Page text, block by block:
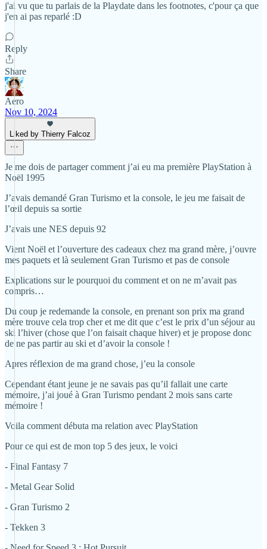
j'ai vu que tu parlais de la Playdate dans les footnotes, c'pour ça que
j'en ai pas reparlé :D
Reply
Share
Aero
Nov 10, 2024
Liked by Thierry Falcoz
Je me dois de partager comment j’ai eu ma première PlayStation à
Noël 1995
J’avais demandé Gran Turismo et la console, le jeu me faisait de
l’œil depuis sa sortie
J’avais une NES depuis 92
Vient Noël et l’ouverture des cadeaux chez ma grand mère, j’ouvre
mes paquets et là seulement Gran Turismo et pas de console
Explications sur le pourquoi du comment et on ne m’avait pas
compris…
Du coup je redemande la console, en prenant son prix ma grand
mère trouve cela trop cher et me dit que c’est le prix d’un séjour au
ski l’hiver (chose que l’on faisait chaque hiver) et je propose donc
de ne pas partir au ski et d’avoir la console !
Apres réflexion de ma grand chose, j’eu la console
Cependant étant jeune je ne savais pas qu’il fallait une carte
mémoire, j’ai joué à Gran Turismo pendant 2 mois sans carte
mémoire !
Voila comment débuta ma relation avec PlayStation
Pour ce qui est de mon top 5 des jeux, le voici
- Final Fantasy 7
- Metal Gear Solid
- Gran Turismo 2
- Tekken 3